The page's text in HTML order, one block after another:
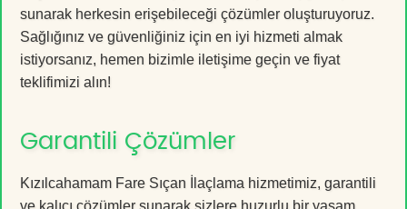
sunarak herkesin erişebileceği çözümler oluşturuyoruz.
Sağlığınız ve güvenliğiniz için en iyi hizmeti almak
istiyorsanız, hemen bizimle iletişime geçin ve fiyat
teklifimizi alın!
Garantili Çözümler
Kızılcahamam Fare Sıçan İlaçlama hizmetimiz, garantili
ve kalıcı çözümler sunarak sizlere huzurlu bir yaşam